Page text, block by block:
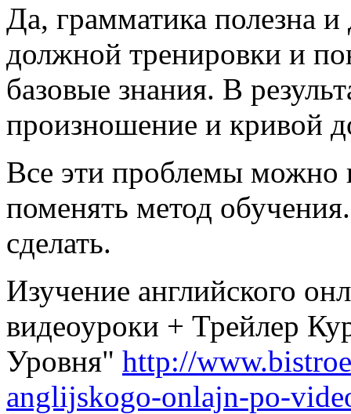
Да, грамматика полезна
должной тренировки и
базовые знания. В
произношение и кривой
Все эти проблемы можно
поменять метод
сделать.
Изучение английского
видеоуроки + Трейлер
Уровня" http://
anglijskogo-onlajn-po-